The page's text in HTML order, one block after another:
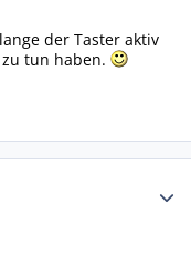
der Taster aktiv
tun haben.